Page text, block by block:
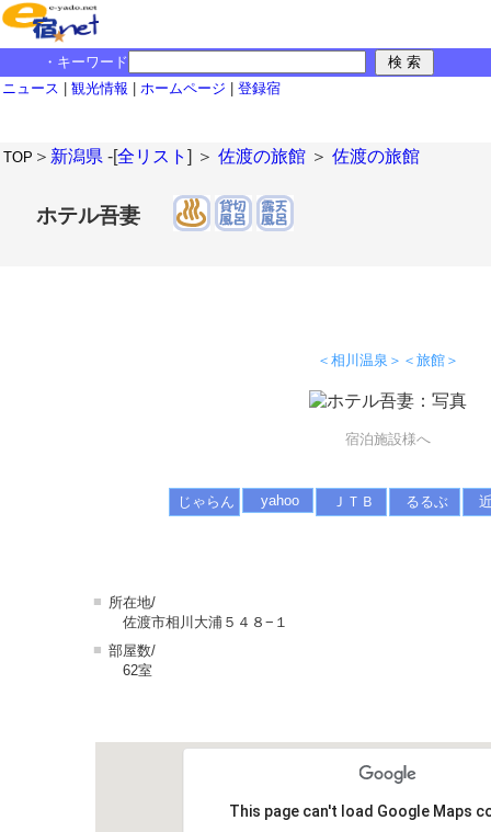
・キーワード
ニュース
観光情報 ホームページ 登録宿
TOP ＞ 新潟県 -[全リスト ] ＞ 佐渡の旅館 ＞ 佐渡の旅館
ホテル吾妻
＜相川温泉＞＜旅館＞
宿泊施設様へ
じゃらん yahoo ＪＴＢ るるぶ
■ 所在地/
佐渡市相川大浦５４８−１
■ 部屋数/
62室
This page can't load Google Maps